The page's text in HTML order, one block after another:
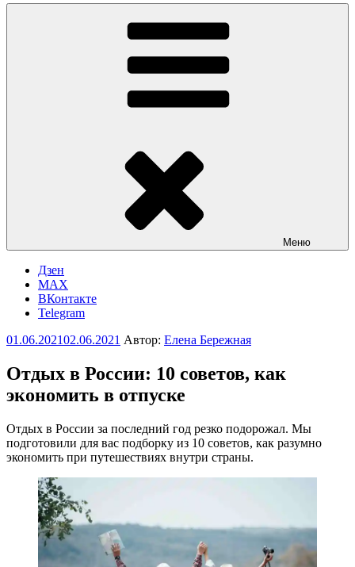
Меню
Дзен
MAX
ВКонтакте
Telegram
Опубликовано
01.06.202102.06.2021 Автор: Елена Бережная
Отдых в России: 10 советов, как
экономить в отпуске
Отдых в России за последний год резко подорожал. Мы
подготовили для вас подборку из 10 советов, как разумно
экономить при путешествиях внутри страны.